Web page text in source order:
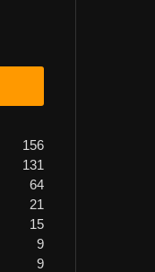
156
131
64
21
15
9
9